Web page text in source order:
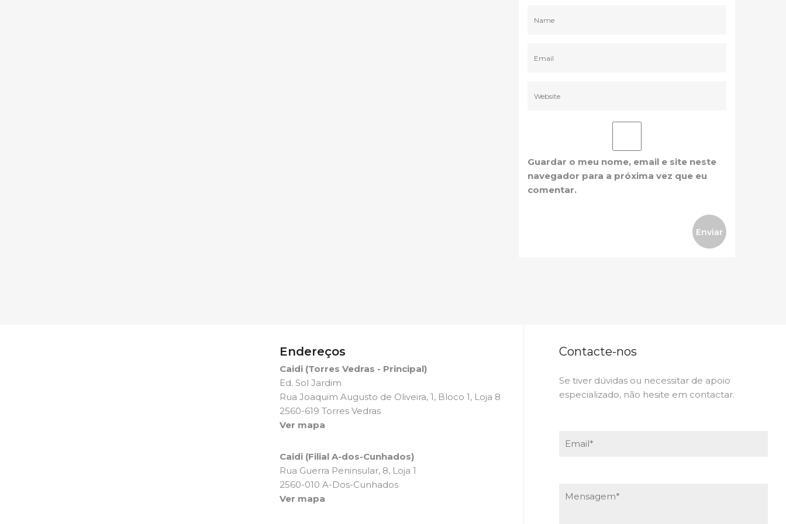
Guardar o meu nome, email e site neste
navegador para a próxima vez que eu
comentar.
Endereços
Caidi (Torres Vedras - Principal)
Ed. Sol Jardim
Rua Joaquim Augusto de Oliveira, 1, Bloco 1, Loja 8
2560-619 Torres Vedras
Ver mapa
Caidi (Filial A-dos-Cunhados)
Rua Guerra Peninsular, 8, Loja 1
2560-010 A-Dos-Cunhados
Ver mapa
Contacte-nos
Se tiver dúvidas ou necessitar de apoio
especializado, não hesite em contactar.